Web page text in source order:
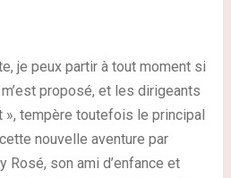
je peux partir à tout moment si
proposé, et les dirigeants
tempère toutefois le principal
nouvelle aventure par
Rosé, son ami d’enfance et